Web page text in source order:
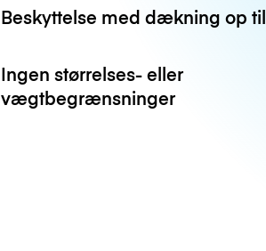
Beskyttelse med dækning op til
Ingen størrelses- eller
vægtbegrænsninger